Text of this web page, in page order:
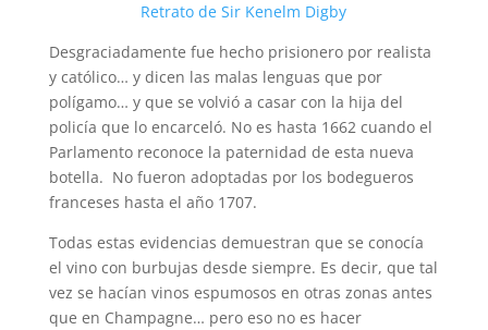
Retrato de Sir Kenelm Digby
Desgraciadamente fue hecho prisionero por realista
y católico… y dicen las malas lenguas que por
polígamo… y que se volvió a casar con la hija del
policía que lo encarceló. No es hasta 1662 cuando el
Parlamento reconoce la paternidad de esta nueva
botella. No fueron adoptadas por los bodegueros
franceses hasta el año 1707.
Todas estas evidencias demuestran que se conocía
el vino con burbujas desde siempre. Es decir, que tal
vez se hacían vinos espumosos en otras zonas antes
que en Champagne… pero eso no es hacer